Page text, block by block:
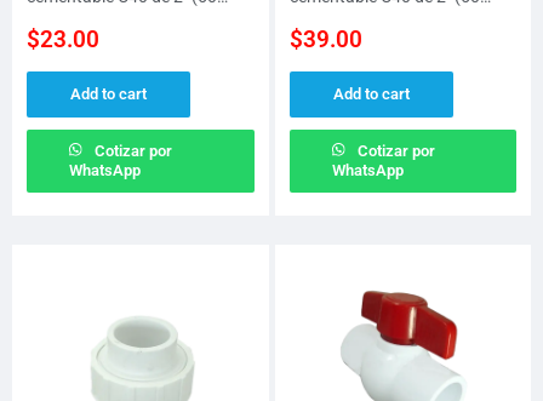
$23.00
Add to cart
Cotizar por
WhatsApp
$39.00
Add to cart
Cotizar por
WhatsApp